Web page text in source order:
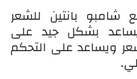
شامبو بانتين للشعر
بشكل جيد على
ويساعد على التحكم